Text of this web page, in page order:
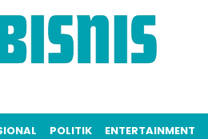
POLITIK ENTERTAINMENT